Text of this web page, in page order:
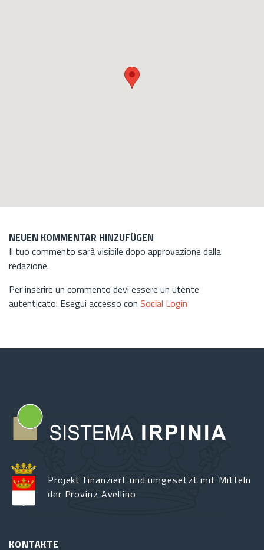
NEUEN KOMMENTAR HINZUFÜGEN
Il tuo commento sarà visibile dopo approvazione dalla
redazione.
Per inserire un commento devi essere un utente
autenticato. Esegui accesso con Social Login
Projekt finanziert und umgesetzt mit Mitteln
der Provinz Avellino
KONTAKTE